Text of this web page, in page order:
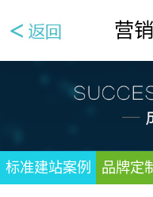
营
标准建站案例 品牌定